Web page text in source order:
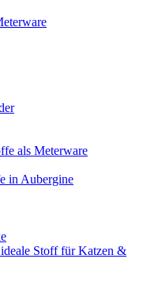
als Meterware
in Aubergine
Stoff für Katzen &